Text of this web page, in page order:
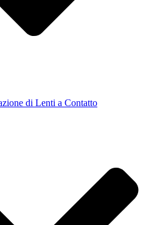
di Lenti a Contatto